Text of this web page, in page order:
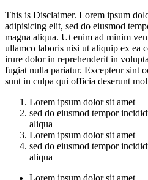
This is Disclaimer. Lorem ipsum
adipisicing elit, sed do eiusmod
magna aliqua. Ut enim ad minim
ullamco laboris nisi ut aliquip ex ea
irure dolor in reprehenderit in
fugiat nulla pariatur. Excepteur sint
sunt in culpa qui officia deserunt
Lorem ipsum dolor sit amet
sed do eiusmod tempor
aliqua
Lorem ipsum dolor sit amet
sed do eiusmod tempor
aliqua
Lorem ipsum dolor sit amet